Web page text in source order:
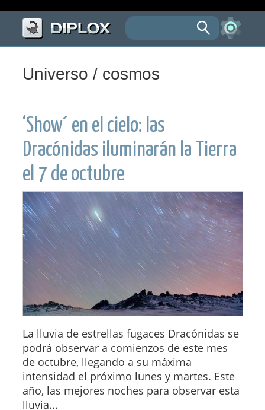
Universo / cosmos
‘Show´ en el cielo: las
Dracónidas iluminarán la Tierra
el 7 de octubre
La lluvia de estrellas fugaces Dracónidas se
podrá observar a comienzos de este mes
de octubre, llegando a su máxima
intensidad el próximo lunes y martes. Este
año, las mejores noches para observar esta
lluvia...